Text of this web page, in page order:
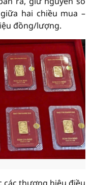
hai chiều mua –
đồng/lượng.